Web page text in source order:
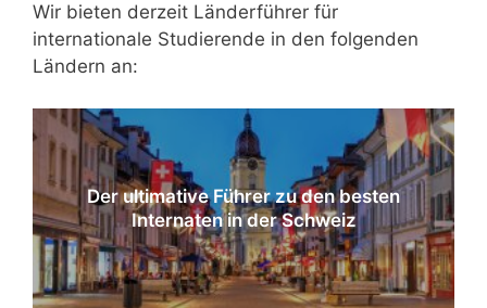
Wir bieten derzeit Länderführer für
internationale Studierende in den folgenden
Ländern an:
Der ultimative Führer zu den besten
Internaten in der Schweiz